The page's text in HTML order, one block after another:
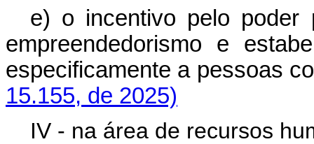
e) o incentivo pelo poder
empreendedorismo e
especificamente a pessoas
15.155, de 2025)
IV - na área de recursos